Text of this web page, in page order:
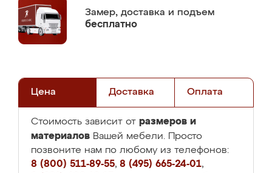
Замер, доставка и подъем
бесплатно
Цена Доставка Оплата
Стоимость зависит от размеров и
материалов Вашей мебели. Просто
позвоните нам по любому из телефонов:
8 (800) 511-89-55, 8 (495) 665-24-01,